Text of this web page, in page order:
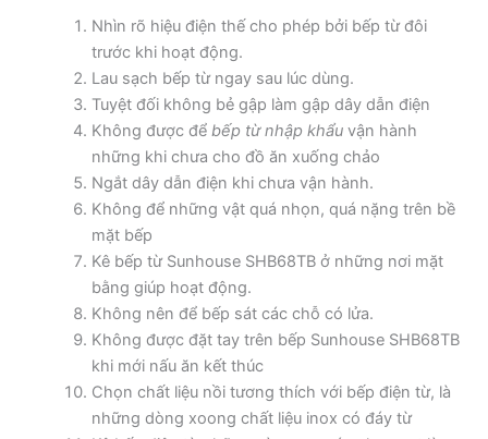
Nhìn rõ hiệu điện thế cho phép bởi bếp từ đôi
trước khi hoạt động.
Lau sạch bếp từ ngay sau lúc dùng.
Tuyệt đối không bẻ gập làm gập dây dẫn điện
Không được để bếp từ nhập khẩuvận hành
những khi chưa cho đồ ăn xuống chảo
Ngắt dây dẫn điện khi chưa vận hành.
Không để những vật quá nhọn, quá nặng trên bề
mặt bếp
Kê bếp từ Sunhouse SHB68TB ở những nơi mặt
bằng giúp hoạt động.
Không nên để bếp sát các chỗ có lửa.
Không được đặt tay trên bếp Sunhouse SHB68TB
khi mới nấu ăn kết thúc
Chọn chất liệu nồi tương thích với bếp điện từ, là
những dòng xoong chất liệu inox có đáy từ